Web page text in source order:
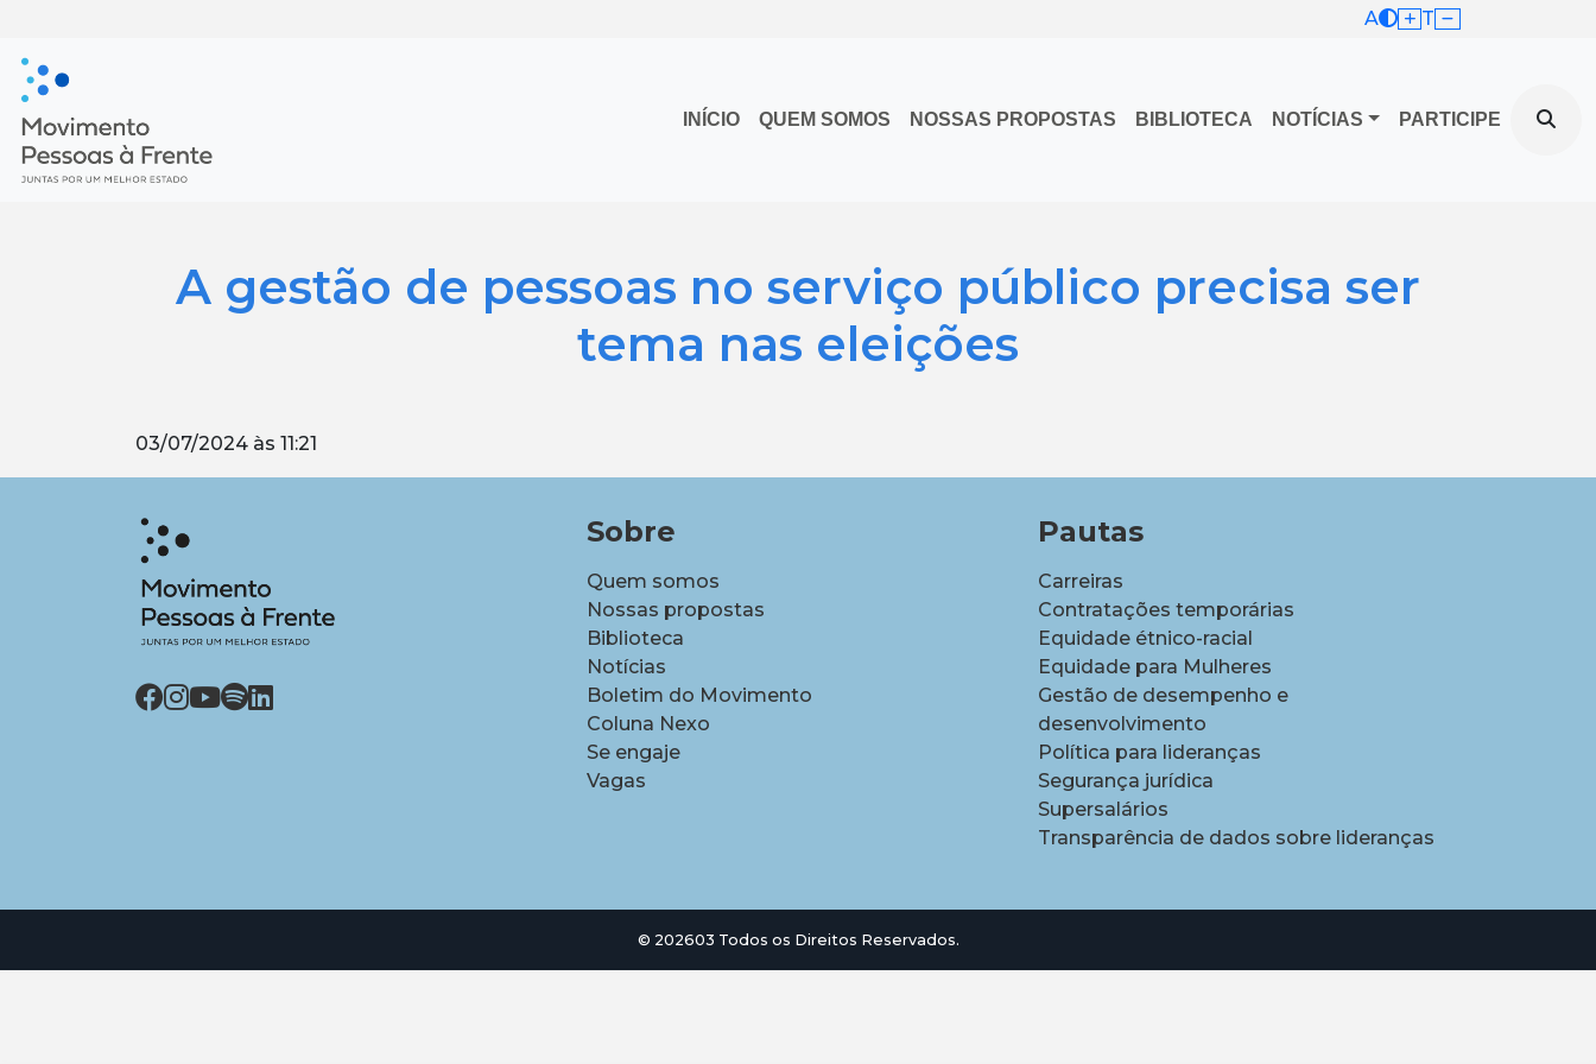
A T
INÍCIO QUEM SOMOS NOSSAS PROPOSTAS BIBLIOTECA NOTÍCIAS PARTICIPE
A gestão de pessoas no serviço público precisa ser
tema nas eleições
03/07/2024 às 11:21
Sobre
Quem somos
Nossas propostas
Biblioteca
Notícias
Boletim do Movimento
Coluna Nexo
Se engaje
Vagas
Pautas
Carreiras
Contratações temporárias
Equidade étnico-racial
Equidade para Mulheres
Gestão de desempenho e
desenvolvimento
Política para lideranças
Segurança jurídica
Supersalários
Transparência de dados sobre lideranças
© 202603 Todos os Direitos Reservados.